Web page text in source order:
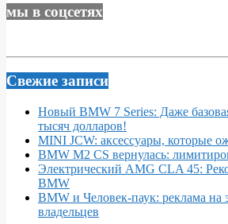
мы в соцсетях
Свежие записи
Новый BMW 7 Series: Даже
тысяч долларов!
MINI JCW: аксессуары, которые
BMW M2 CS вернулась:
Электрический AMG CLA 45:
BMW
BMW и Человек-паук: реклама на
владельцев